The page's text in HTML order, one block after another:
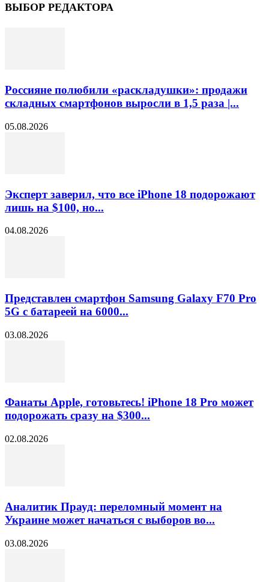
ВЫБОР РЕДАКТОРА
Россияне полюбили «раскладушки»: продажи
складных смартфонов выросли в 1,5 раза |...
05.08.2026
Эксперт заверил, что все iPhone 18 подорожают
лишь на $100, но...
04.08.2026
Представлен смартфон Samsung Galaxy F70 Pro
5G с батареей на 6000...
03.08.2026
Фанаты Apple, готовьтесь! iPhone 18 Pro может
подорожать сразу на $300...
02.08.2026
Аналитик Прауд: переломный момент на
Украине может начаться с выборов во...
03.08.2026